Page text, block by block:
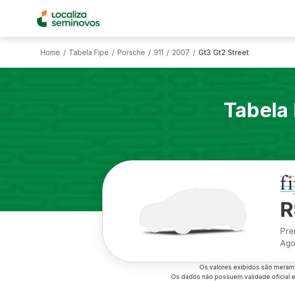
Home / Tabela Fipe / Porsche / 911 / 2007 / Gt3 Gt2 Street
Tabela
Os valores exibidos são
Os dados não possuem validade oficial